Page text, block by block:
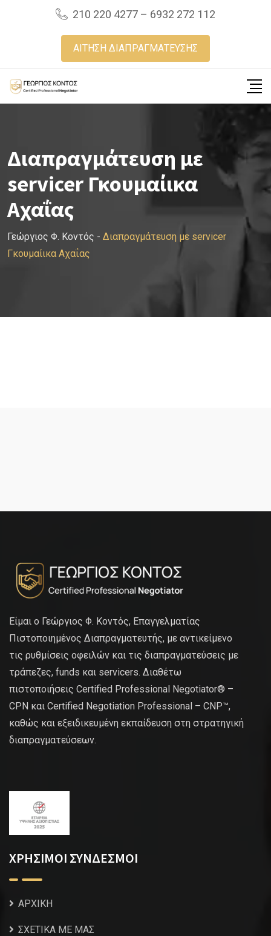
210 220 4277 – 6932 272 112
ΑΙΤΗΣΗ ΔΙΑΠΡΑΓΜΑΤΕΥΣΗΣ
Διαπραγμάτευση με
servicer Γκουμαίικα
Αχαΐας
Γεώργιος Φ. Κοντός - Διαπραγμάτευση με servicer
Γκουμαίικα Αχαΐας
Είμαι ο Γεώργιος Φ. Κοντός, Επαγγελματίας
Πιστοποιημένος Διαπραγματευτής, με αντικείμενο
τις ρυθμίσεις οφειλών και τις διαπραγματεύσεις με
τράπεζες, funds και servicers. Διαθέτω
πιστοποιήσεις Certified Professional Negotiator® –
CPN και Certified Negotiation Professional – CNP™,
καθώς και εξειδικευμένη εκπαίδευση στη στρατηγική
διαπραγματεύσεων.
ΧΡΗΣΙΜΟΙ ΣΥΝΔΕΣΜΟΙ
ΑΡΧΙΚΗ
ΣΧΕΤΙΚΑ ΜΕ ΜΑΣ